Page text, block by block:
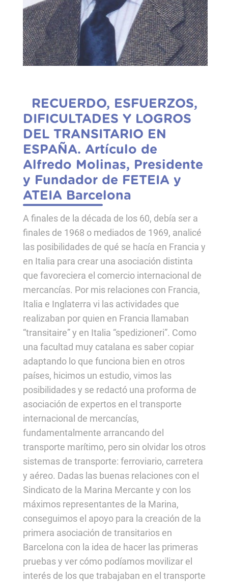
RECUERDO, ESFUERZOS,
DIFICULTADES Y LOGROS
DEL TRANSITARIO EN
ESPAÑA. Artículo de
Alfredo Molinas, Presidente
y Fundador de FETEIA y
ATEIA Barcelona
A finales de la década de los 60, debía ser a
finales de 1968 o mediados de 1969, analicé
las posibilidades de qué se hacía en Francia y
en Italia para crear una asociación distinta
que favoreciera el comercio internacional de
mercancías. Por mis relaciones con Francia,
Italia e Inglaterra vi las actividades que
realizaban por quien en Francia llamaban
“transitaire” y en Italia “spedizioneri”. Como
una facultad muy catalana es saber copiar
adaptando lo que funciona bien en otros
países, hicimos un estudio, vimos las
posibilidades y se redactó una proforma de
asociación de expertos en el transporte
internacional de mercancías,
fundamentalmente arrancando del
transporte marítimo, pero sin olvidar los otros
sistemas de transporte: ferroviario, carretera
y aéreo. Dadas las buenas relaciones con el
Sindicato de la Marina Mercante y con los
máximos representantes de la Marina,
conseguimos el apoyo para la creación de la
primera asociación de transitarios en
Barcelona con la idea de hacer las primeras
pruebas y ver cómo podíamos movilizar el
interés de los que trabajaban en el transporte